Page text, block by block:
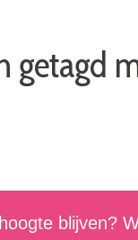
getagd
blijven?